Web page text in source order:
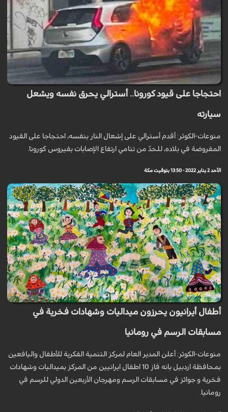
احتجاجا على قيود كورونا.. أسترالي يحرق نفسه ويشعل
سيارته
منوعات-الكوثر: أقدم أسترالي على إشعال النار بنفسه، احتجاجا على القيود
المفروضة في بلاده، للحدّ من تنامي ارتفاع الإصابات بفيروس كورونا.
الأحد 2 يناير 2022 - 13:50 بتوقيت مكة
أطفال أيرانيون يحرزون ميداليات وشهادات فخرية في
مسابقات الرسم في رومانيا
منوعات-الكوثر: أعلن المدير العام لمركز التنمية الفكرية للأطفال واليافعين
بمحافظة اردبيل بانه فاز 10 اطفال ايرانيين من المركز بميداليات وشهادات
فخرية و جوائز في مسابقات الرسم ومهرجان الأربعين الدولي للرسم في
رومانيا.